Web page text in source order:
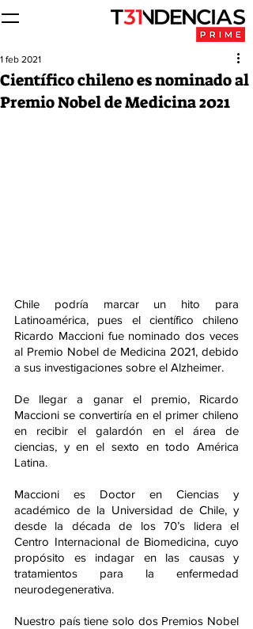
Científico chileno es nominado al
Premio Nobel de Medicina 2021
1 feb 2021
Chile podría marcar un hito para
Latinoamérica, pues el científico chileno
Ricardo Maccioni fue nominado dos veces
al Premio Nobel de Medicina 2021, debido
a sus investigaciones sobre el Alzheimer.
De llegar a ganar el premio, Ricardo
Maccioni se convertiría en el primer chileno
en recibir el galardón en el área de
ciencias, y en el sexto en todo América
Latina.
Maccioni es Doctor en Ciencias y
académico de la Universidad de Chile, y
desde la década de los 70’s lidera el
Centro Internacional de Biomedicina, cuyo
propósito es indagar en las causas y
tratamientos para la enfermedad
neurodegenerativa.
Nuestro país tiene solo dos Premios Nobel